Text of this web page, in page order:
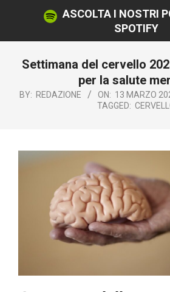
ASCOLTA I NOSTRI
SPOTIFY
Settimana del cervello
per la salute
BY: REDAZIONE ON: 13 MARZO
TAGGED: